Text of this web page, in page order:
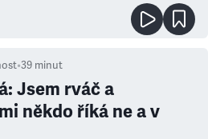
•39 minut
Jsem rváč a
někdo říká ne a v